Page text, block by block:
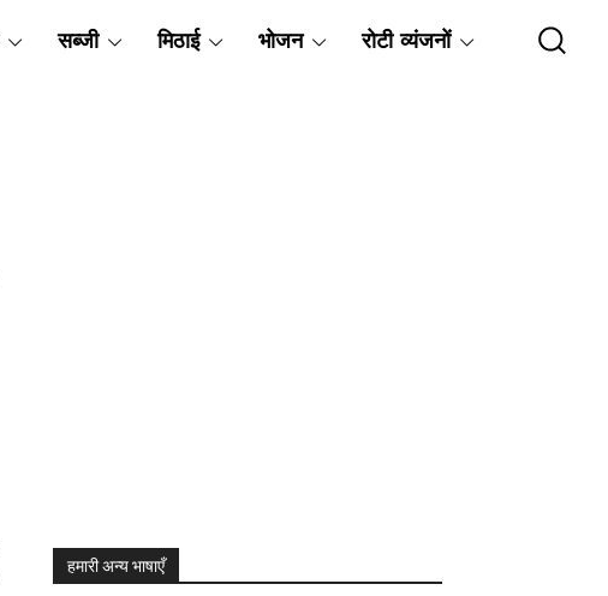
सब्जी मिठाई भोजन रोटी व्यंजनों
हमारी अन्य भाषाएँ